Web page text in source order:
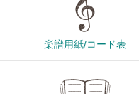
楽譜用紙/コード表